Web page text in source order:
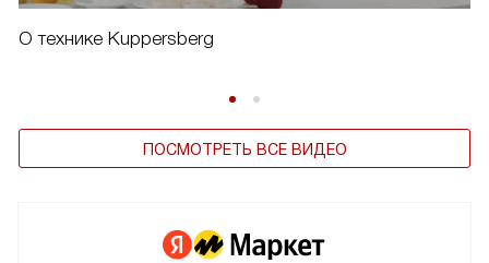
О технике Kuppersberg
ПОСМОТРЕТЬ ВСЕ ВИДЕО